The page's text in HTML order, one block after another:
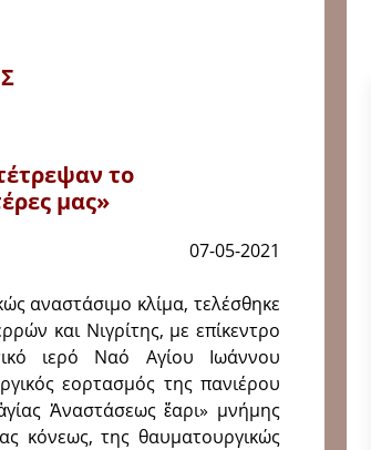
το
μας»
07-05-2021
αναστάσιμο κλίμα, τελέσθηκε
και Νιγρίτης, με επίκεντρο
ιερό Ναό Αγίου Ιωάννου
εορτασμός της πανιέρου
Ἀναστάσεως ἔαρι» μνήμης
κόνεως, της θαυματουργικώς